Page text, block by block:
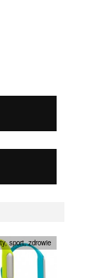
,sport,zdrowie